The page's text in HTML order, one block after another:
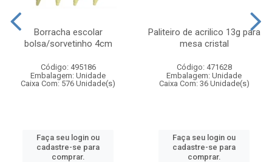
Borracha escolar
bolsa/sorvetinho 4cm
Código: 495186
Embalagem: Unidade
Caixa Com: 576 Unidade(s)
Faça seu login ou
cadastre-se para
comprar.
Paliteiro de acrilico 13g para
mesa cristal
Código: 471628
Embalagem: Unidade
Caixa Com: 36 Unidade(s)
Faça seu login ou
cadastre-se para
comprar.